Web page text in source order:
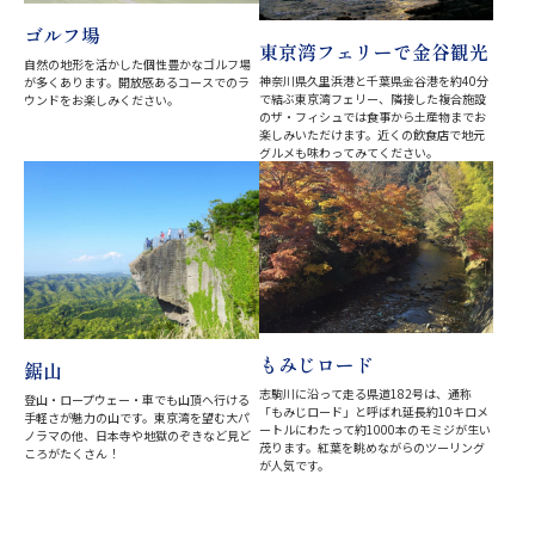
ゴルフ場
自然の地形を活かした個性豊かなゴルフ場
が多くあります。開放感あるコースでのラ
ウンドをお楽しみください。
東京湾フェリーで金谷観光
神奈川県久里浜港と千葉県金谷港を約40分
で結ぶ東京湾フェリー、隣接した複合施設
のザ・フィシュでは食事から土産物までお
楽しみいただけます。近くの飲食店で地元
グルメも味わってみてください。
鋸山
登山・ロープウェー・車でも山頂へ行ける
手軽さが魅力の山です。東京湾を望む大パ
ノラマの他、日本寺や地獄のぞきなど見ど
ころがたくさん！
もみじロード
志駒川に沿って走る県道182号は、通称
「もみじロード」と呼ばれ延長約10キロメ
ートルにわたって約1000本のモミジが生い
茂ります。紅葉を眺めながらのツーリング
が人気です。